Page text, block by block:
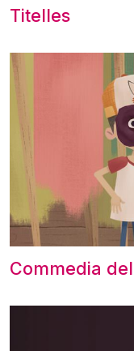
Titelles
Commedia